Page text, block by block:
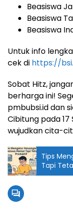
Beasiswa
Beasiswa
Beasiswa
Untuk info
cek di https://
Sobat Hitz,
berharga ini!
pmbubsi.id dan
Cibitung pada 17
wujudkan cita-
Tips
Tapi